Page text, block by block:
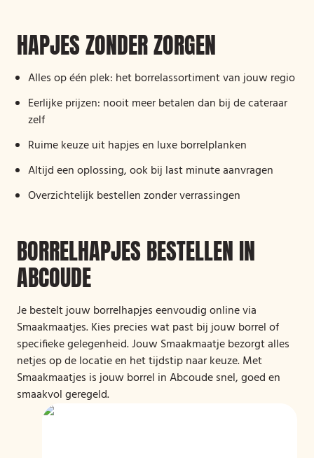
HAPJES ZONDER ZORGEN
Alles op één plek: het borrelassortiment van jouw regio
Eerlijke prijzen: nooit meer betalen dan bij de cateraar
zelf
Ruime keuze uit hapjes en luxe borrelplanken
Altijd een oplossing, ook bij last minute aanvragen
Overzichtelijk bestellen zonder verrassingen
BORRELHAPJES BESTELLEN IN
ABCOUDE
Je bestelt jouw borrelhapjes eenvoudig online via
Smaakmaatjes. Kies precies wat past bij jouw borrel of
specifieke gelegenheid. Jouw Smaakmaatje bezorgt alles
netjes op de locatie en het tijdstip naar keuze. Met
Smaakmaatjes is jouw borrel in Abcoude snel, goed en
smaakvol geregeld.